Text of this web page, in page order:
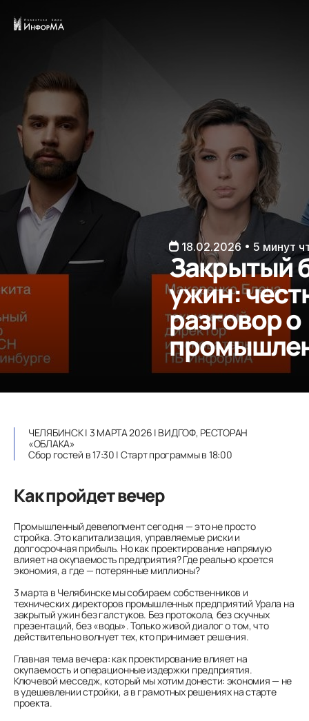
18.02.2026 • 5 минут
Закрытый
ужин:
разговор о
ЧЕЛЯБИНСК | 3 МАРТА 2026 | ВИДГОФ, РЕСТОРАН
«ОБЛАКА»
Сбор гостей в 17:30 | Старт программы в 18:00
Как пройдет вечер
Промышленный девелопмент сегодня — это не просто
стройка. Это капитализация, управляемые риски и
долгосрочная прибыль. Но как проектирование напрямую
влияет на окупаемость предприятия? Где реально кроется
экономия, а где — потерянные миллионы?
3 марта в Челябинске мы собираем собственников и
технических директоров промышленных предприятий Урала на
закрытый ужин без галстуков. Без протокола, без скучных
презентаций, без «воды». Только живой диалог о том, что
действительно волнует тех, кто принимает решения.
Главная тема вечера: как проектирование влияет на
окупаемость и операционные издержки предприятия.
Ключевой месседж, который мы хотим донести: экономия — не
в удешевлении стройки, а в грамотных решениях на старте
проекта.